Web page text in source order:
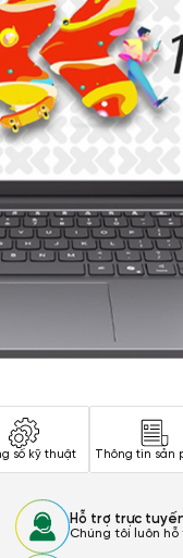
số kỹ thuật Thông tin sản
Hỗ trợ trực
Chúng tôi luôn